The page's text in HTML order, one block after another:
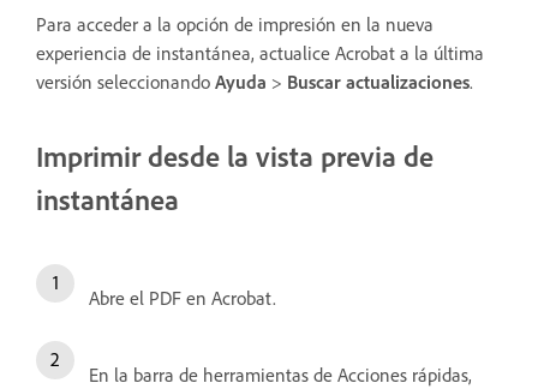
Para acceder a la opción de impresión en la nueva
experiencia de instantánea, actualice Acrobat a la última
versión seleccionando Ayuda > Buscar actualizaciones.
Imprimir desde la vista previa de
instantánea
Abre el PDF en Acrobat.
En la barra de herramientas de Acciones rápidas,